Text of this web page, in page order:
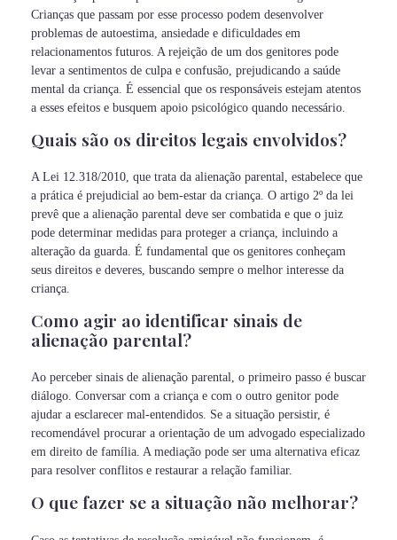
Crianças que passam por esse processo podem desenvolver
problemas de autoestima, ansiedade e dificuldades em
relacionamentos futuros. A rejeição de um dos genitores pode
levar a sentimentos de culpa e confusão, prejudicando a saúde
mental da criança. É essencial que os responsáveis estejam atentos
a esses efeitos e busquem apoio psicológico quando necessário.
Quais são os direitos legais envolvidos?
A Lei 12.318/2010, que trata da alienação parental, estabelece que
a prática é prejudicial ao bem-estar da criança. O artigo 2º da lei
prevê que a alienação parental deve ser combatida e que o juiz
pode determinar medidas para proteger a criança, incluindo a
alteração da guarda. É fundamental que os genitores conheçam
seus direitos e deveres, buscando sempre o melhor interesse da
criança.
Como agir ao identificar sinais de
alienação parental?
Ao perceber sinais de alienação parental, o primeiro passo é buscar
diálogo. Conversar com a criança e com o outro genitor pode
ajudar a esclarecer mal-entendidos. Se a situação persistir, é
recomendável procurar a orientação de um advogado especializado
em direito de família. A mediação pode ser uma alternativa eficaz
para resolver conflitos e restaurar a relação familiar.
O que fazer se a situação não melhorar?